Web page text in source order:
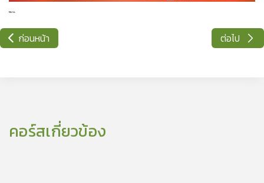
NULL
ก่อนหน้า ต่อไป
คอร์สเกี่ยวข้อง